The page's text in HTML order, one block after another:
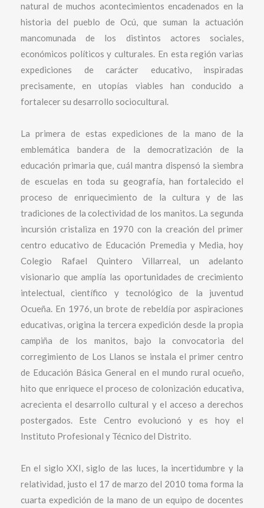
natural de muchos acontecimientos encadenados en la
historia del pueblo de Ocú, que suman la actuación
mancomunada de los distintos actores sociales,
económicos políticos y culturales. En esta región varias
expediciones de carácter educativo, inspiradas
precisamente, en utopías viables han conducido a
fortalecer su desarrollo sociocultural.
La primera de estas expediciones de la mano de la
emblemática bandera de la democratización de la
educación primaria que, cuál mantra dispensó la siembra
de escuelas en toda su geografía, han fortalecido el
proceso de enriquecimiento de la cultura y de las
tradiciones de la colectividad de los manitos. La segunda
incursión cristaliza en 1970 con la creación del primer
centro educativo de Educación Premedia y Media, hoy
Colegio Rafael Quintero Villarreal, un adelanto
visionario que amplía las oportunidades de crecimiento
intelectual, científico y tecnológico de la juventud
Ocueña. En 1976, un brote de rebeldía por aspiraciones
educativas, origina la tercera expedición desde la propia
campiña de los manitos, bajo la convocatoria del
corregimiento de Los Llanos se instala el primer centro
de Educación Básica General en el mundo rural ocueño,
hito que enriquece el proceso de colonización educativa,
acrecienta el desarrollo cultural y el acceso a derechos
postergados. Este Centro evolucionó y es hoy el
Instituto Profesional y Técnico del Distrito.
En el siglo XXI, siglo de las luces, la incertidumbre y la
relatividad, justo el 17 de marzo del 2010 toma forma la
cuarta expedición de la mano de un equipo de docentes